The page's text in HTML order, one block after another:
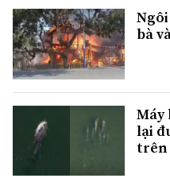
bà
Máy
lại
trên